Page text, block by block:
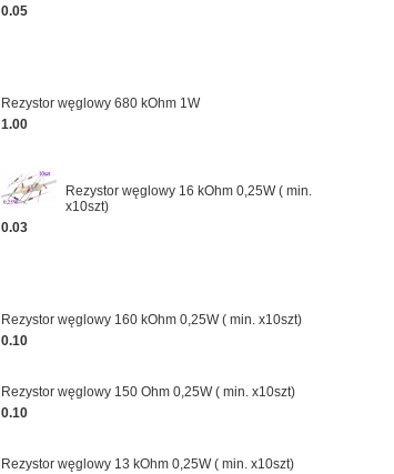
0.05
Rezystor węglowy 680 kOhm 1W
1.00
Rezystor węglowy 16 kOhm 0,25W ( min.
x10szt)
0.03
Rezystor węglowy 160 kOhm 0,25W ( min. x10szt)
0.10
Rezystor węglowy 150 Ohm 0,25W ( min. x10szt)
0.10
Rezystor węglowy 13 kOhm 0,25W ( min. x10szt)